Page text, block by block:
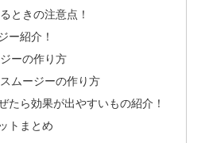
ときの注意点！
ー紹介！
ーの作り方
ムージーの作り方
たら効果が出やすいもの紹介！
トまとめ